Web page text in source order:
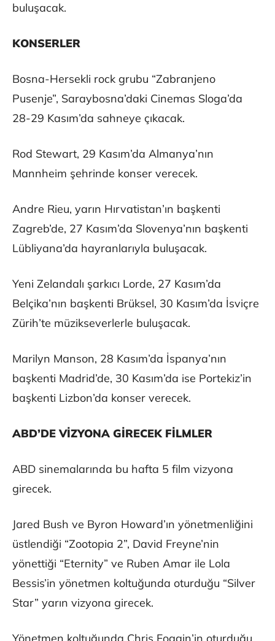
buluşacak.
KONSERLER
Bosna-Hersekli rock grubu “Zabranjeno
Pusenje”, Saraybosna’daki Cinemas Sloga’da
28-29 Kasım’da sahneye çıkacak.
Rod Stewart, 29 Kasım’da Almanya’nın
Mannheim şehrinde konser verecek.
Andre Rieu, yarın Hırvatistan’ın başkenti
Zagreb’de, 27 Kasım’da Slovenya’nın başkenti
Lübliyana’da hayranlarıyla buluşacak.
Yeni Zelandalı şarkıcı Lorde, 27 Kasım’da
Belçika’nın başkenti Brüksel, 30 Kasım’da İsviçre
Zürih’te müzikseverlerle buluşacak.
Marilyn Manson, 28 Kasım’da İspanya’nın
başkenti Madrid’de, 30 Kasım’da ise Portekiz’in
başkenti Lizbon’da konser verecek.
ABD’DE VİZYONA GİRECEK FİLMLER
ABD sinemalarında bu hafta 5 film vizyona
girecek.
Jared Bush ve Byron Howard’ın yönetmenliğini
üstlendiği “Zootopia 2”, David Freyne’nin
yönettiği “Eternity” ve Ruben Amar ile Lola
Bessis’in yönetmen koltuğunda oturduğu “Silver
Star” yarın vizyona girecek.